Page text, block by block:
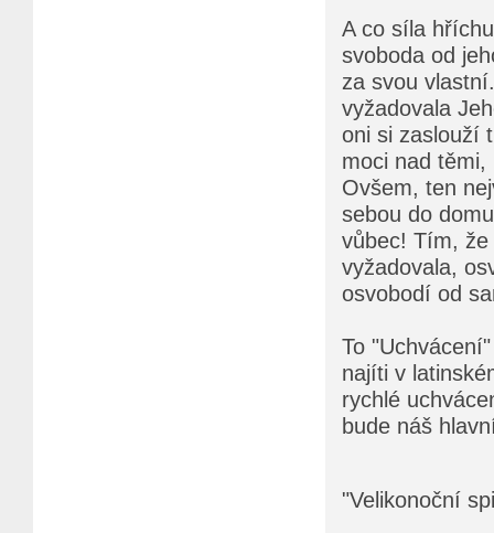
A co síla
svoboda od
za svou
vyžadovala
oni si zaslouží
moci nad
Ovšem, ten
sebou do
vůbec! Tím, že
vyžadovala,
osvobodí od
To
najíti v
rychlé
bude náš
"Velikonoční